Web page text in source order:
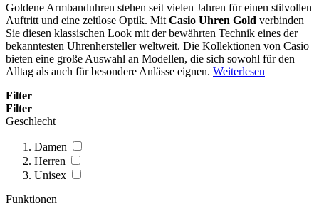
Goldene Armbanduhren stehen seit vielen Jahren für einen stilvollen
Auftritt und eine zeitlose Optik. Mit Casio Uhren Gold verbinden
Sie diesen klassischen Look mit der bewährten Technik eines der
bekanntesten Uhrenhersteller weltweit. Die Kollektionen von Casio
bieten eine große Auswahl an Modellen, die sich sowohl für den
Alltag als auch für besondere Anlässe eignen. Weiterlesen
Filter
Filter
Geschlecht
Damen
Herren
Unisex
Funktionen